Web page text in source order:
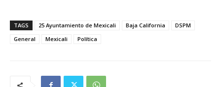
TAGS 25 Ayuntamiento de Mexicali Baja California
DSPM
General
Mexicali Política